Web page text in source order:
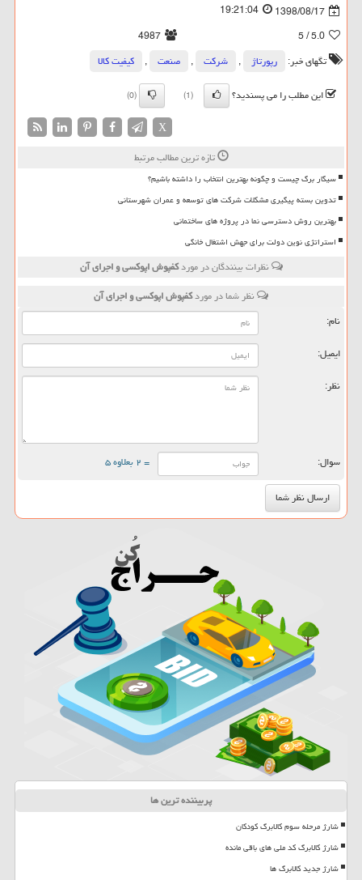
1398/08/17
19:21:04
5.0
/ 5
4987
تگهای خبر:
رپورتاژ , شركت , صنعت ,
كیفیت كالا
این مطلب را می پسندید؟
(1)
(0)
X
تازه ترین مطالب مرتبط
سیگار برگ چیست و چگونه بهترین انتخاب را داشته باشیم؟
تدوین بسته پیگیری مشکلات شرکت های توسعه و عمران شهرستانی
بهترین روش دسترسی نما در پروژه های ساختمانی
استراتژی نوین دولت برای جهش اشتغال خانگی
نظرات بینندگان در موردكفپوش اپوكسی و اجرای آن
نظر شما در موردكفپوش اپوكسی و اجرای آن
نام:
ایمیل:
نظر:
سوال: = ۲ بعلاوه ۵
پربیننده ترین ها
شارژ مرحله سوم کالابرگ کودکان
شارژ کالابرگ کد ملی های باقی مانده
شارژ جدید کالابرگ ها